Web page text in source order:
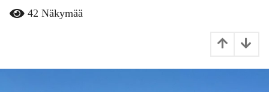
s
42 Näkymää